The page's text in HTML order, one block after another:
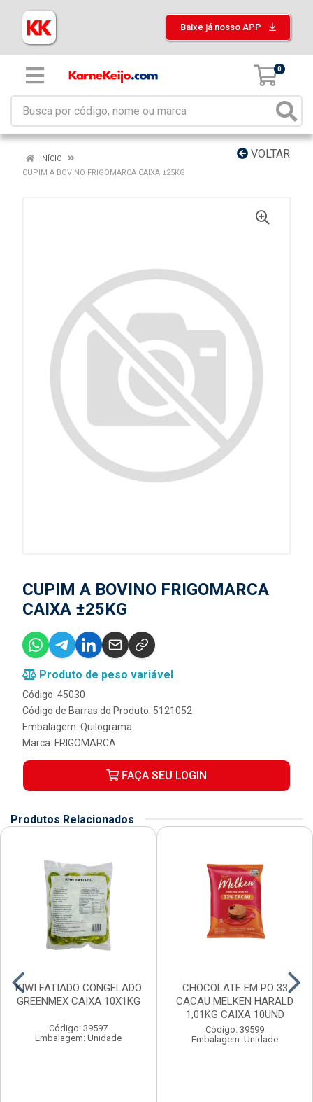
Baixe já nosso APP
0
VOLTAR
INÍCIO
CUPIM A BOVINO FRIGOMARCA CAIXA ±25KG
CUPIM A BOVINO FRIGOMARCA
CAIXA ±25KG
Produto de peso variável
Código: 45030
Código de Barras do Produto: 5121052
Embalagem: Quilograma
Marca: FRIGOMARCA
FAÇA SEU LOGIN
Produtos Relacionados
KIWI FATIADO CONGELADO
GREENMEX CAIXA 10X1KG
Código: 39597
Embalagem: Unidade
CHOCOLATE EM PO 33
CACAU MELKEN HARALD
1,01KG CAIXA 10UND
Código: 39599
Embalagem: Unidade